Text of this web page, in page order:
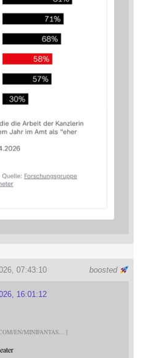
boosted
07:43:10
16:01:12
EN/MINIFANTAS